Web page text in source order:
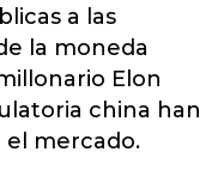
a las
la moneda
Elon
china han
mercado.